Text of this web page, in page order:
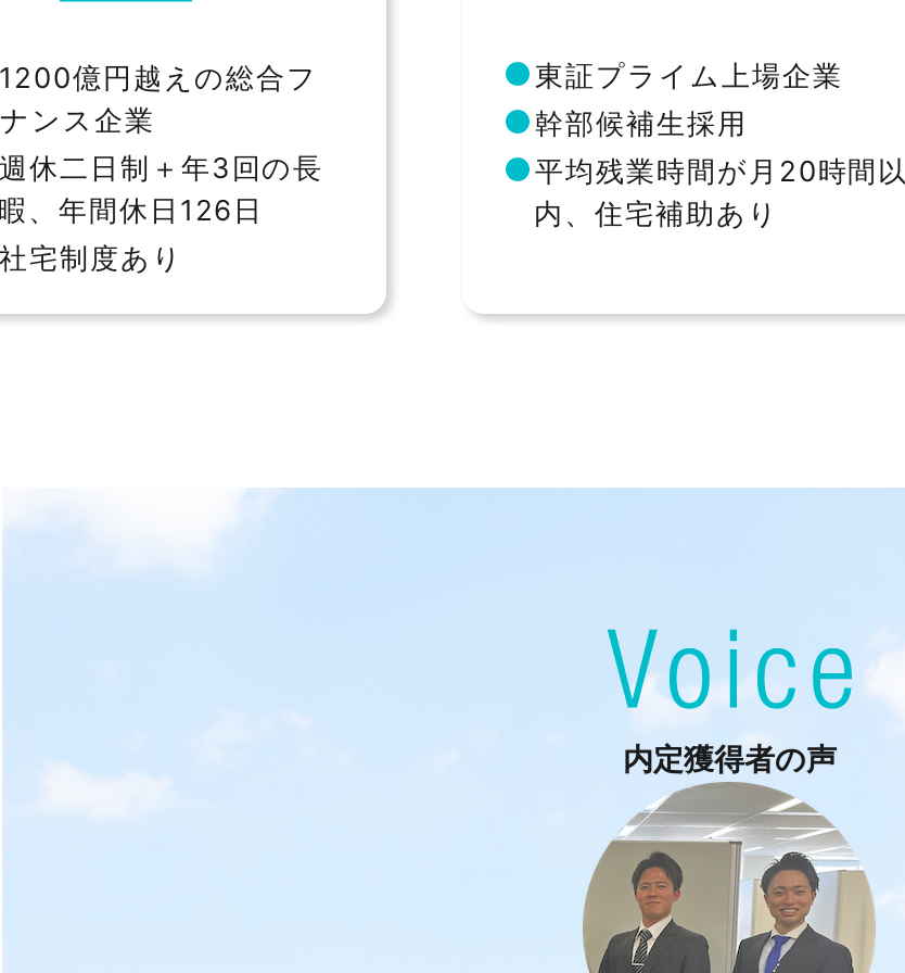
億円越えの総合フ
ンス企業
休二日制＋年3回の長
、年間休日126日
宅制度あり
東証プライム上場企業
幹部候補生採用
平均残業時間が月20時間以
内、住宅補助あり
内定獲得者の声